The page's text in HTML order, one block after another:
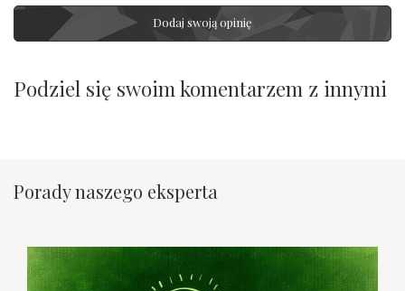
Dodaj swoją opinię
Podziel się swoim komentarzem z innymi
Porady naszego eksperta